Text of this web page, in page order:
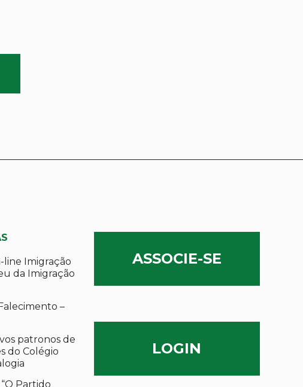
line Imigração
da Imigração
–
patronos de
do Colégio
Partido
ASSOCIE-SE
LOGIN